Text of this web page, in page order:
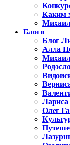
Каким
Блоги
Блог
Алла
Михаил
Лариса
Олег